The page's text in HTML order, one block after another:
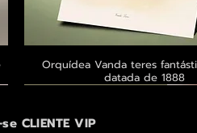
Visualização rápida
Orquídea Vanda teres
datada de 1888
CLIENTE VIP